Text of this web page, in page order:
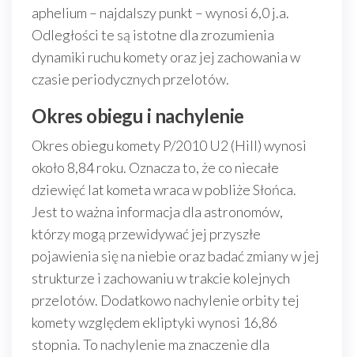
aphelium – najdalszy punkt – wynosi 6,0 j.a.
Odległości te są istotne dla zrozumienia
dynamiki ruchu komety oraz jej zachowania w
czasie periodycznych przelotów.
Okres obiegu i nachylenie
Okres obiegu komety P/2010 U2 (Hill) wynosi
około 8,84 roku. Oznacza to, że co niecałe
dziewięć lat kometa wraca w pobliże Słońca.
Jest to ważna informacja dla astronomów,
którzy mogą przewidywać jej przyszłe
pojawienia się na niebie oraz badać zmiany w jej
strukturze i zachowaniu w trakcie kolejnych
przelotów. Dodatkowo nachylenie orbity tej
komety względem ekliptyki wynosi 16,86
stopnia. To nachylenie ma znaczenie dla